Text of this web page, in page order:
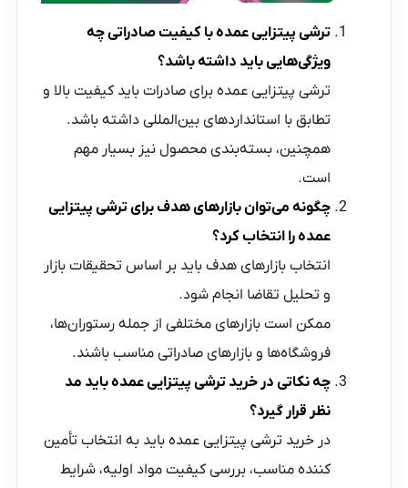
ترشی پیتزایی عمده با کیفیت صادراتی چه
ویژگی‌هایی باید داشته باشد؟
ترشی پیتزایی عمده برای صادرات باید کیفیت بالا و
تطابق با استانداردهای بین‌المللی داشته باشد.
همچنین، بسته‌بندی محصول نیز بسیار مهم
است.
چگونه می‌توان بازارهای هدف برای ترشی پیتزایی
عمده را انتخاب کرد؟
انتخاب بازارهای هدف باید بر اساس تحقیقات بازار
و تحلیل تقاضا انجام شود.
ممکن است بازارهای مختلفی از جمله رستوران‌ها،
فروشگاه‌ها و بازارهای صادراتی مناسب باشند.
چه نکاتی در خرید ترشی پیتزایی عمده باید مد
نظر قرار گیرد؟
در خرید ترشی پیتزایی عمده باید به انتخاب تأمین
کننده مناسب، بررسی کیفیت مواد اولیه، شرایط